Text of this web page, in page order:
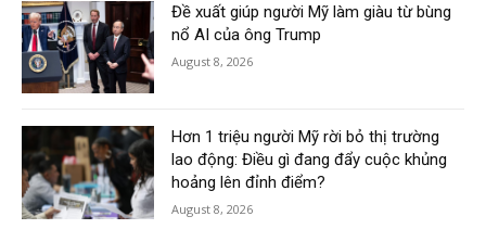
Đề xuất giúp người Mỹ làm giàu từ bùng
nổ AI của ông Trump
August 8, 2026
Hơn 1 triệu người Mỹ rời bỏ thị trường
lao động: Điều gì đang đẩy cuộc khủng
hoảng lên đỉnh điểm?
August 8, 2026